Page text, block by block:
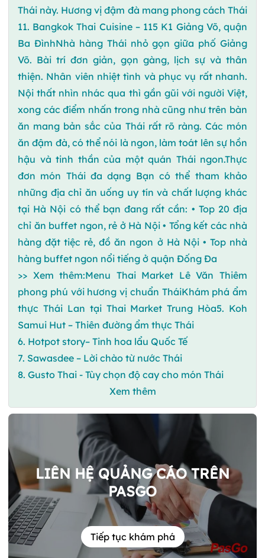
Thái này. Hương vị đậm đà mang phong cách Thái
11. Bangkok Thai Cuisine – 115 K1 Giảng Võ, quận
Ba ĐìnhNhà hàng Thái nhỏ gọn giữa phố Giảng
Võ. Bài trí đơn giản, gọn gàng, lịch sự và thân
thiện. Nhân viên nhiệt tình và phục vụ rất nhanh.
Nội thất nhìn nhác qua thì gần gũi với người Việt,
xong các điểm nhấn trong nhà cũng như trên bàn
ăn mang bản sắc của Thái rất rõ ràng. Các món
ăn đậm đà, có thể nói là ngon, làm toát lên sự hồn
hậu và tinh thần của một quán Thái ngon.Thực
đơn món Thái đa dạng Bạn có thể tham khảo
những địa chỉ ăn uống uy tín và chất lượng khác
tại Hà Nội có thể bạn đang rất cần: • Top 20 địa
chỉ ăn buffet ngon, rẻ ở Hà Nội • Tổng kết các nhà
hàng đặt tiệc rẻ, đồ ăn ngon ở Hà Nội • Top nhà
hàng buffet ngon nổi tiếng ở quận Đống Đa
>> Xem thêm:Menu Thai Market Lê Văn Thiêm
phong phú với hương vị chuẩn TháiKhám phá ẩm
thực Thái Lan tại Thai Market Trung Hòa5. Koh
Samui Hut – Thiên đường ẩm thực Thái
6. Hotpot story– Tinh hoa lẩu Quốc Tế
7. Sawasdee – Lời chào từ nước Thái
8. Gusto Thai - Tùy chọn độ cay cho món Thái
Xem thêm
LIÊN HỆ QUẢNG CÁO TRÊN
PASGO
Tiếp tục khám phá